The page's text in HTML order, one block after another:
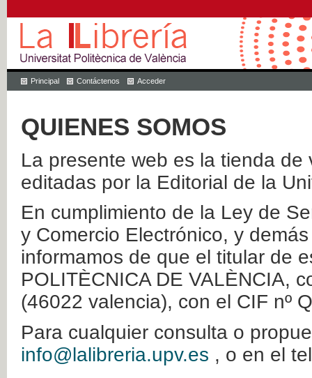
Principal Contáctenos Acceder
QUIENES SOMOS
La presente web es la tienda
editadas por la Editorial de la
En cumplimiento de la Ley de
y Comercio Electrónico, y
informamos de que el titular de
POLITÈCNICA DE VALÈNCIA,
(46022 valencia), con el CIF nº
Para cualquier consulta o
info@lalibreria.upv.es , o en el